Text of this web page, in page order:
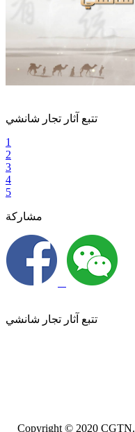
تتبع آثار تجار شانشي
1
2
3
4
5
مشاركة
تتبع آثار تجار شانشي
Copyright © 2020